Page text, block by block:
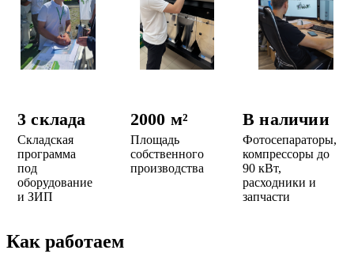
3 склада
Складская
программа
под
оборудование
и ЗИП
2000 м²
Площадь
собственного
производства
В наличии
Фотосепараторы,
компрессоры до
90 кВт,
расходники и
запчасти
Как работаем